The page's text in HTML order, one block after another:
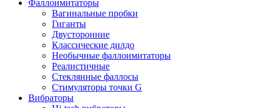
Фаллоимитаторы
Вагинальные пробки
Гиганты
Двусторонние
Классические дилдо
Необычные фаллоимитаторы
Реалистичные
Стеклянные фаллосы
Стимуляторы точки G
Вибраторы